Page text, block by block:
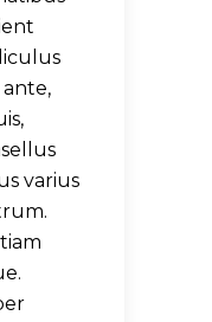
varius